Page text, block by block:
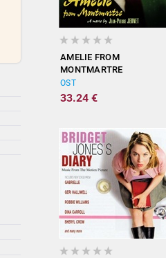
AMELIE FROM
MONTMARTRE
(ORIGINAL
SOUNDTRACK)
OST
33.24 €